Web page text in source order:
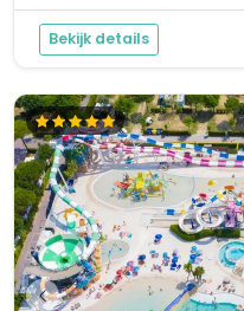
Bekijk details